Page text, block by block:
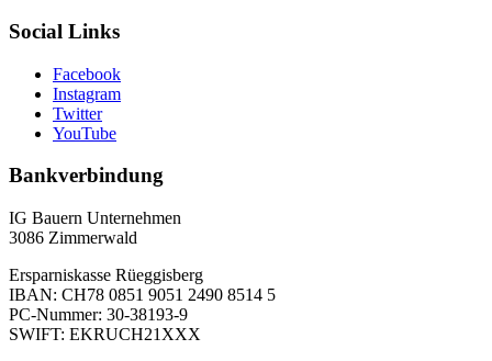
Social Links
Facebook
Instagram
Twitter
YouTube
Bankverbindung
IG Bauern Unternehmen
3086 Zimmerwald
Ersparniskasse Rüeggisberg
IBAN: CH78 0851 9051 2490 8514 5
PC-Nummer: 30-38193-9
SWIFT: EKRUCH21XXX